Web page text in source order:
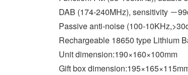
DAB (174-240MHz), sensitivity －
Passive anti-noise (100-
Rechargeable 18650 type Lithium
Unit dimension:190×160×100mm
Gift box